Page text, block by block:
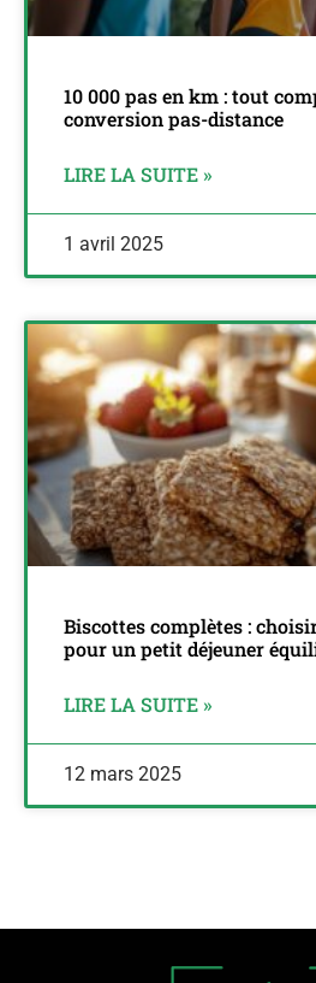
10 000 pas en km : tout
conversion pas-distance
LIRE LA SUITE »
1 avril 2025
Biscottes complètes :
pour un petit déjeuner
LIRE LA SUITE »
12 mars 2025